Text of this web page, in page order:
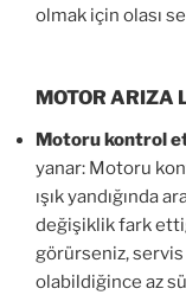
olmak için olası
MOTOR ARIZA
Motoru kontrol et
yanar: Motoru
ışık yandığında
değişiklik fark
görürseniz, servis
olabildiğince az